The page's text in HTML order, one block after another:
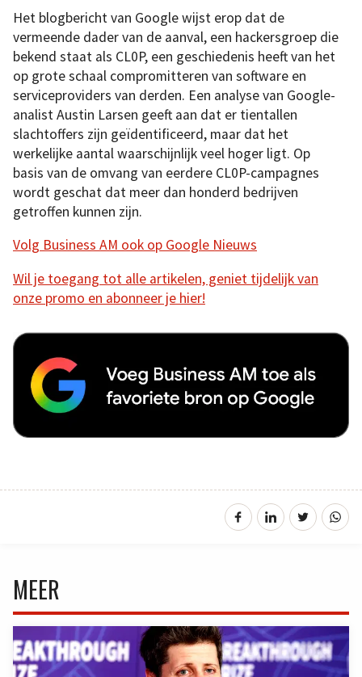
Het blogbericht van Google wijst erop dat de
vermeende dader van de aanval, een hackersgroep die
bekend staat als CL0P, een geschiedenis heeft van het
op grote schaal compromitteren van software en
serviceproviders van derden. Een analyse van Google-
analist Austin Larsen geeft aan dat er tientallen
slachtoffers zijn geïdentificeerd, maar dat het
werkelijke aantal waarschijnlijk veel hoger ligt. Op
basis van de omvang van eerdere CL0P-campagnes
wordt geschat dat meer dan honderd bedrijven
getroffen kunnen zijn.
Volg Business AM ook op Google Nieuws
Wil je toegang tot alle artikelen, geniet tijdelijk van
onze promo en abonneer je hier!
MEER